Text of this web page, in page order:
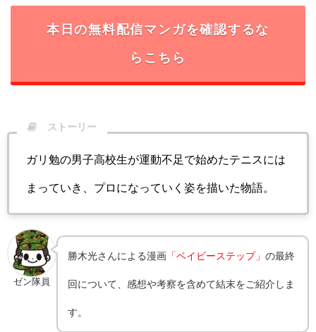
本日の無料配信マンガを確認するな
らこちら
ストーリー
ガリ勉の男子高校生が運動不足で始めたテニスには
まっていき、プロになっていく姿を描いた物語。
ゼン隊員
勝木光さんによる漫画 「ベイビーステップ」の最終
回について、感想や考察を含めて結末をご紹介しま
す。